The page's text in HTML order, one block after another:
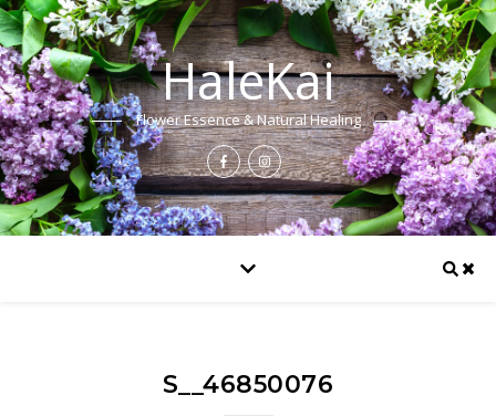
HaleKai
Flower Essence & Natural Healing
S__46850076